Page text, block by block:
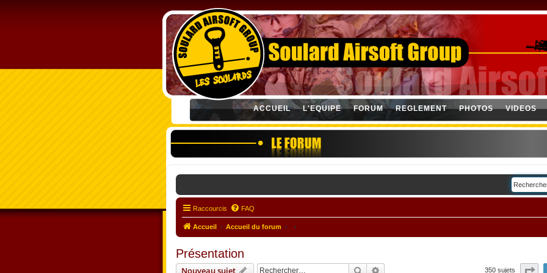
ACCUEIL L'EQUIPE FORUM REGLEMENT PHOTOS VIDEOS
Raccourcis FAQ
Accueil Accueil du forum
Présentation
Nouveau sujet Rechercher 350 sujets